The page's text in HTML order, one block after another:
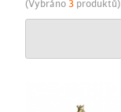
(Vybráno 3 produktů)